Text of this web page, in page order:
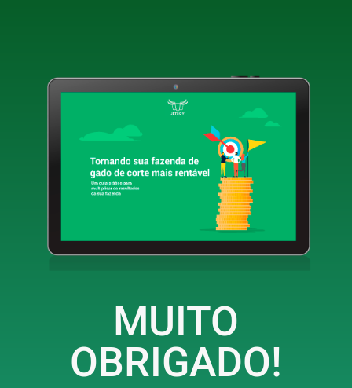
MUITO
OBRIGADO!